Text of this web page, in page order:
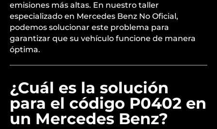
emisiones más altas. En nuestro taller
especializado en Mercedes Benz No Oficial,
podemos solucionar este problema para
garantizar que su vehículo funcione de manera
óptima.
¿Cuál es la solución
para el código P0402 en
un Mercedes Benz?